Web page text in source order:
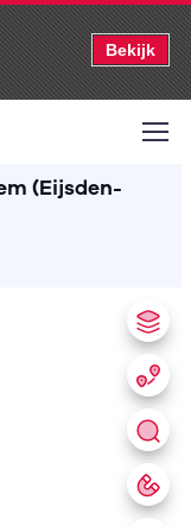
Bekijk
(Eijsden-